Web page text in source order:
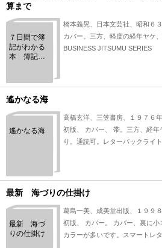
算まで
７日間で簿
記がわかる
本 簿記の
帳法・決算
まで
橋本義晃、日本文芸社、昭和６
カバー。三方、軽度の経年ヤケ
BUSINESS JITSUMU SERIES
遙かなる海
遙かなる海
高橋玄洋、三笠書房、１９７６年
初版、 カバー、 帯。三方、経
り。通読可。レターパックライト
最新 海づりの仕掛け
最新 海づ
りの仕掛け
葛島一美、成美堂出版、１９９
初版、 カバー。 カバー、裏に
カラーが多いです。スマートレ